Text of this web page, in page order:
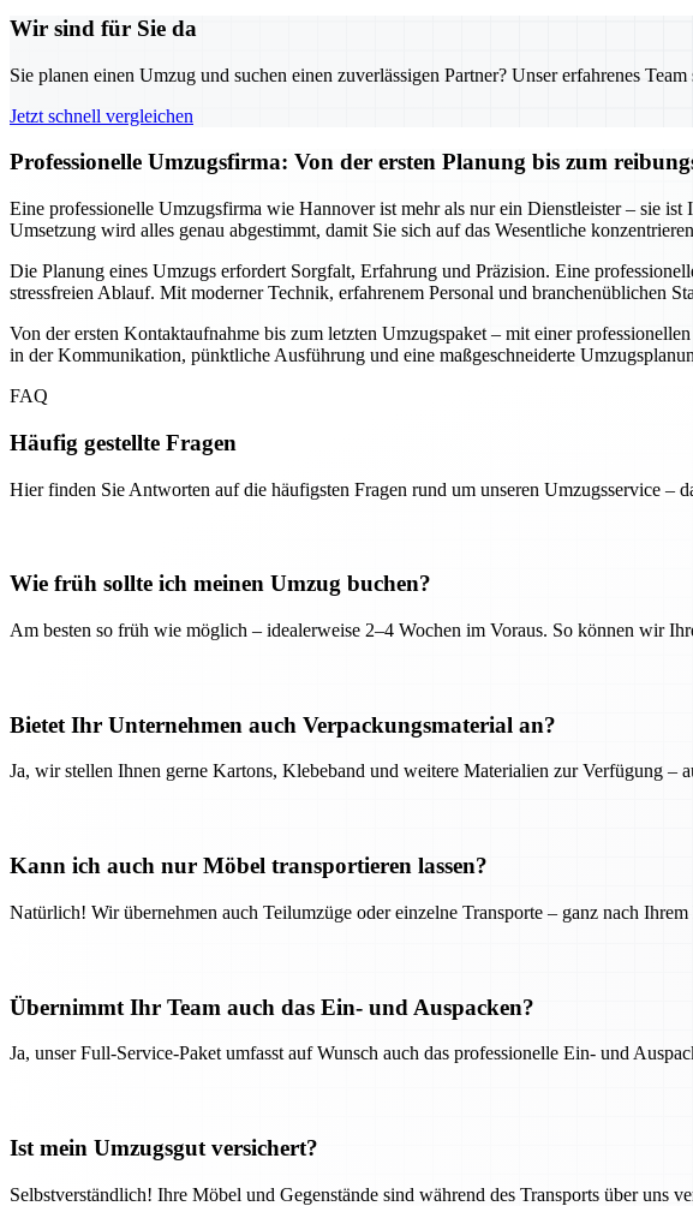
Wir sind für Sie da
Sie planen einen Umzug und suchen einen zuverlässigen Partner? Unser erfahrenes
Jetzt schnell vergleichen
Professionelle Umzugsfirma: Von der ersten Planung bis zum
Eine professionelle Umzugsfirma wie Hannover ist mehr als nur ein Dienstleister – sie
Umsetzung wird alles genau abgestimmt, damit Sie sich auf das Wesentliche
Die Planung eines Umzugs erfordert Sorgfalt, Erfahrung und Präzision. Eine
stressfreien Ablauf. Mit moderner Technik, erfahrenem Personal und branchenüblichen
Von der ersten Kontaktaufnahme bis zum letzten Umzugspaket – mit einer
in der Kommunikation, pünktliche Ausführung und eine maßgeschneiderte
FAQ
Häufig gestellte Fragen
Hier finden Sie Antworten auf die häufigsten Fragen rund um unseren Umzugsservice –
Wie früh sollte ich meinen Umzug buchen?
Am besten so früh wie möglich – idealerweise 2–4 Wochen im Voraus. So können wir
Bietet Ihr Unternehmen auch Verpackungsmaterial an?
Ja, wir stellen Ihnen gerne Kartons, Klebeband und weitere Materialien zur Verfügung –
Kann ich auch nur Möbel transportieren lassen?
Natürlich! Wir übernehmen auch Teilumzüge oder einzelne Transporte – ganz nach Ihrem
Übernimmt Ihr Team auch das Ein- und Auspacken?
Ja, unser Full-Service-Paket umfasst auf Wunsch auch das professionelle Ein- und
Ist mein Umzugsgut versichert?
Selbstverständlich! Ihre Möbel und Gegenstände sind während des Transports über uns